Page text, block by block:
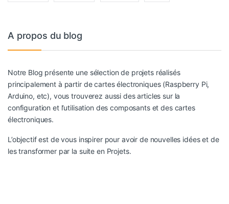
A propos du blog
Notre Blog présente une sélection de projets réalisés
principalement à partir de cartes électroniques (Raspberry Pi,
Arduino, etc), vous trouverez aussi des articles sur la
configuration et l’utilisation des composants et des cartes
électroniques.
L’objectif est de vous inspirer pour avoir de nouvelles idées et de
les transformer par la suite en Projets.